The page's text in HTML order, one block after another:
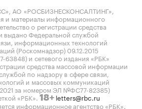
АО «РОСБИЗНЕСКОНСАЛТИНГ»,
и материалы информационного
о регистрации средства
выдано Федеральной службой
информационных технологий
(Роскомнадзор) 09.12.2015
и сетевого издания «РБК»
средства массовой информации
по надзору в сфере связи,
и массовых коммуникаций
за номером ЭЛ №ФС77-82385)
«РБК». 18+ letters@rbc.ru
информационное агентство «РБК».